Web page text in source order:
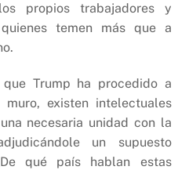
propios trabajadores y
temen más que a
Trump ha procedido a
existen intelectuales
necesaria unidad con la
un supuesto
qué país hablan estas